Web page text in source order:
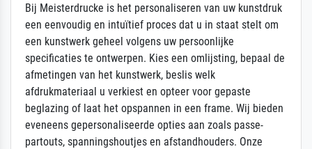
Bij Meisterdrucke is het personaliseren van uw kunstdruk
een eenvoudig en intuïtief proces dat u in staat stelt om
een kunstwerk geheel volgens uw persoonlijke
specificaties te ontwerpen. Kies een omlijsting, bepaal de
afmetingen van het kunstwerk, beslis welk
afdrukmateriaal u verkiest en opteer voor gepaste
beglazing of laat het opspannen in een frame. Wij bieden
eveneens gepersonaliseerde opties aan zoals passe-
partouts, spanningshoutjes en afstandhouders. Onze